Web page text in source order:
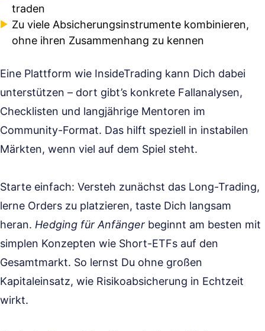
traden
Zu viele Absicherungsinstrumente kombinieren,
ohne ihren Zusammenhang zu kennen
Eine Plattform wie InsideTrading kann Dich dabei
unterstützen – dort gibt’s konkrete Fallanalysen,
Checklisten und langjährige Mentoren im
Community-Format. Das hilft speziell in instabilen
Märkten, wenn viel auf dem Spiel steht.
Starte einfach: Versteh zunächst das Long-Trading,
lerne Orders zu platzieren, taste Dich langsam
heran. Hedging für Anfänger beginnt am besten mit
simplen Konzepten wie Short-ETFs auf den
Gesamtmarkt. So lernst Du ohne großen
Kapitaleinsatz, wie Risikoabsicherung in Echtzeit
wirkt.